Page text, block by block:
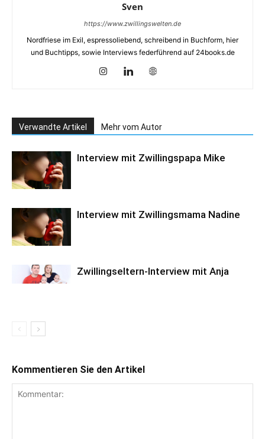
Sven
https://www.zwillingswelten.de
Nordfriese im Exil, espressoliebend, schreibend in Buchform, hier
und Buchtipps, sowie Interviews federführend auf 24books.de
Verwandte Artikel Mehr vom Autor
Interview mit Zwillingspapa Mike
Interview mit Zwillingsmama Nadine
Zwillingseltern-Interview mit Anja
Kommentieren Sie den Artikel